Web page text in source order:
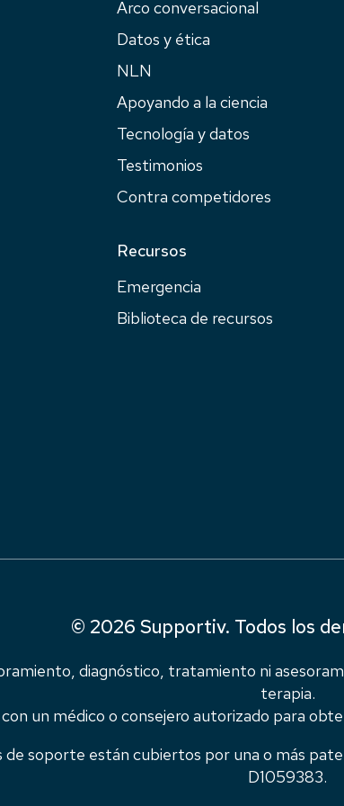
Arco conversacional
Datos y ética
NLN
Apoyando a la ciencia
Tecnología y datos
Testimonios
Contra competidores
Recursos
Emergencia
Biblioteca de recursos
© 2026 Supportiv. Todos los
diagnóstico, tratamiento ni
terapia.
un médico o consejero autorizado para
soporte están cubiertos por una o más
D1059383.